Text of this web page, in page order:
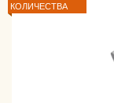
КОЛИЧЕСТВА